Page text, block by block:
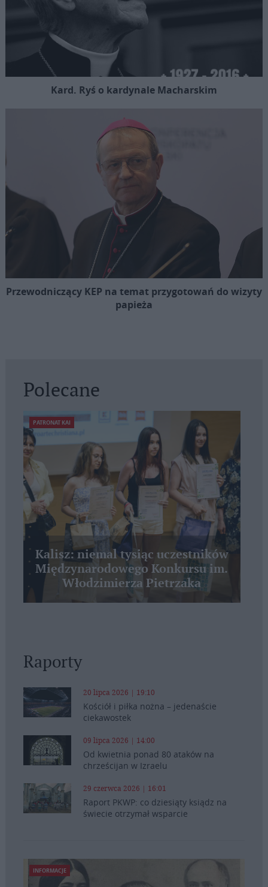
Kard. Ryś o kardynale Macharskim
Przewodniczący KEP na temat przygotowań do wizyty
papieża
Polecane
PATRONAT KAI
Kalisz: niemal tysiąc uczestników
Międzynarodowego Konkursu im.
Włodzimierza Pietrzaka
Raporty
20 lipca 2026 | 19:10
Kościół i piłka nożna – jedenaście
ciekawostek
09 lipca 2026 | 14:00
Od kwietnia ponad 80 ataków na
chrześcijan w Izraelu
29 czerwca 2026 | 16:01
Raport PKWP: co dziesiąty ksiądz na
świecie otrzymał wsparcie
INFORMACJE